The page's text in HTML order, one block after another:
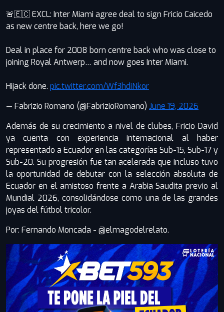
🚨🇪🇨 EXCL: Inter Miami agree deal to sign Fricio Caicedo
as new centre back, here we go!
Deal in place for 2008 born centre back who was close to
joining Royal Antwerp… and now goes Inter Miami.
Hijack done. pic.twitter.com/Wf3hdiNkor
— Fabrizio Romano (@FabrizioRomano) June 19, 2026
Además de su crecimiento a nivel de clubes, Fricio David
ya cuenta con experiencia internacional al haber
representado a Ecuador en las categorías Sub-15, Sub-17 y
Sub-20. Su progresión fue tan acelerada que incluso tuvo
la oportunidad de debutar con la selección absoluta de
Ecuador en el amistoso frente a Arabia Saudita previo al
Mundial 2026, consolidándose como una de las grandes
joyas del fútbol tricolor.
Por: Fernando Moncada - @elmagodelrelato.